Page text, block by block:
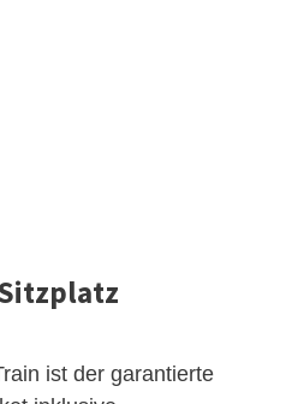
ist der garantierte